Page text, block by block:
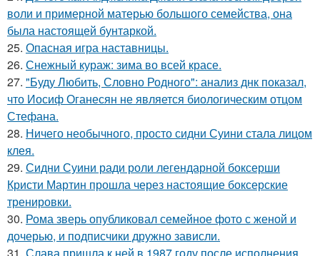
воли и примерной матерью большого семейства, она
была настоящей бунтаркой.
25. Опасная игра наставницы.
26. Снежный кураж: зима во всей красе.
27. "Буду Любить, Словно Родного": анализ днк показал,
что Иосиф Оганесян не является биологическим отцом
Стефана.
28. Ничего необычного, просто сидни Суини стала лицом
клея.
29. Сидни Суини ради роли легендарной боксерши
Кристи Мартин прошла через настоящие боксерские
тренировки.
30. Рома зверь опубликовал семейное фото с женой и
дочерью, и подписчики дружно зависли.
31. Слава пришла к ней в 1987 году после исполнения